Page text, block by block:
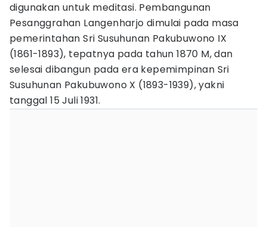
digunakan untuk meditasi. Pembangunan
Pesanggrahan Langenharjo dimulai pada masa
pemerintahan Sri Susuhunan Pakubuwono IX
(1861-1893), tepatnya pada tahun 1870 M, dan
selesai dibangun pada era kepemimpinan Sri
Susuhunan Pakubuwono X (1893-1939), yakni
tanggal 15 Juli 1931.